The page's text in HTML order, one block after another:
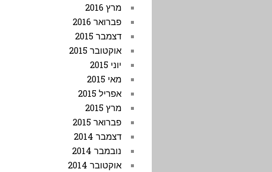
מרץ 2016
פברואר 2016
דצמבר 2015
אוקטובר 2015
יוני 2015
מאי 2015
אפריל 2015
מרץ 2015
פברואר 2015
דצמבר 2014
נובמבר 2014
אוקטובר 2014